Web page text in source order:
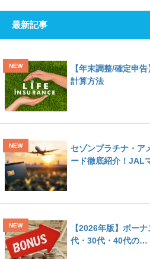
最新記事
【年末調整/確定申
計算方法
セゾンプラチナ・ア
ード徹底紹介！JAL
【2026年版】ボー
代・30代・40代の…